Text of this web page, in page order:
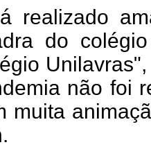
realizado
do
não foi
muita